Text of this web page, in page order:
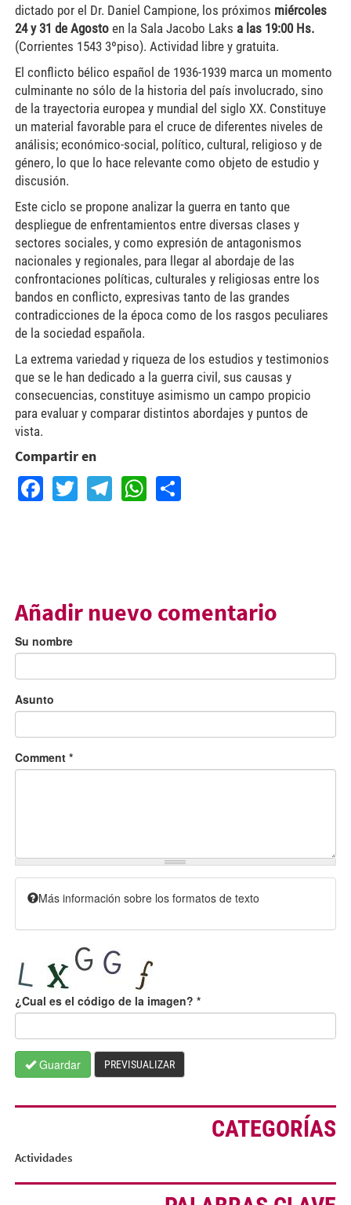
dictado por el Dr. Daniel Campione, los próximos miércoles
24 y 31 de Agostoen la Sala Jacobo Laks a las 19:00 Hs.
(Corrientes 1543 3ºpiso). Actividad libre y gratuita.
El conflicto bélico español de 1936-1939 marca un momento
culminante no sólo de la historia del país involucrado, sino
de la trayectoria europea y mundial del siglo XX. Constituye
un material favorable para el cruce de diferentes niveles de
análisis; económico-social, político, cultural, religioso y de
género, lo que lo hace relevante como objeto de estudio y
discusión.
Este ciclo se propone analizar la guerra en tanto que
despliegue de enfrentamientos entre diversas clases y
sectores sociales, y como expresión de antagonismos
nacionales y regionales, para llegar al abordaje de las
confrontaciones políticas, culturales y religiosas entre los
bandos en conflicto, expresivas tanto de las grandes
contradicciones de la época como de los rasgos peculiares
de la sociedad española.
La extrema variedad y riqueza de los estudios y testimonios
que se le han dedicado a la guerra civil, sus causas y
consecuencias, constituye asimismo un campo propicio
para evaluar y comparar distintos abordajes y puntos de
vista.
Compartir en
Facebook
TwitterTelegram
WhatsApp
Share
Añadir nuevo comentario
Su nombre
Asunto
Comment *
Más información sobre los formatos de texto
¿Cual es el código de la imagen? *
Guardar PREVISUALIZAR
CATEGORÍAS
Actividades